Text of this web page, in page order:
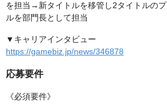
を担当→新タイトルを移管し2タイトルの
ルを部門長として担当
▼キャリアインタビュー
https://gamebiz.jp/news/346878
応募要件
《必須要件》